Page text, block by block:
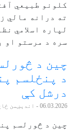
کلونو طبیعي
ته درانه مالي
لپاره اسلامي
سره د مرستو او
چین د
د پنځلسم
درشل کې
06.03.2026 - اندېښمن
چین د څورلسم